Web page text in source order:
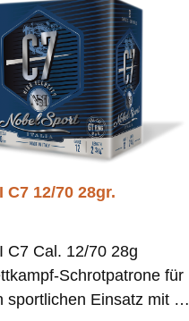
C7 12/70 28gr.
C7 Cal. 12/70 28g
Schrotpatrone für
sportlichen Einsatz mit 28